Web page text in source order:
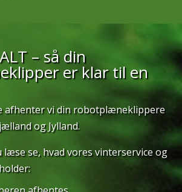
– så din
er klar til en
afhenter vi din robotplæneklippere
og Jylland.
se, hvad vores vinterservice og